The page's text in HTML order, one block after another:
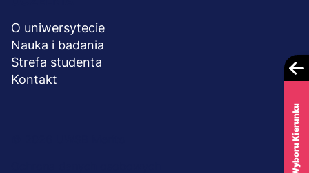
O uniwersytecie
Nauka i badania
Strefa studenta
Kontakt
Test Wyboru Kierunku